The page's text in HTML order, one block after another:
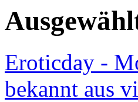
Eroticday -
bekannt aus